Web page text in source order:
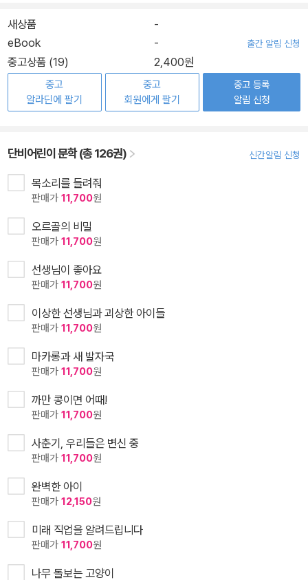
새상품
-
eBook
- 출간 알림 신청
중고상품 (19) 2,400원
중고
알라딘에 팔기
중고
회원에게 팔기
중고 등록
알림 신청
단비어린이 문학 (총 126권) 신간알림 신청
목소리를 들려줘
판매가 11,700원
오르골의 비밀
판매가 11,700원
선생님이 좋아요
판매가 11,700원
이상한 선생님과 괴상한 아이들
판매가 11,700원
마카롱과 새 발자국
판매가 11,700원
까만 콩이면 어때!
판매가 11,700원
사춘기, 우리들은 변신 중
판매가 11,700원
완벽한 아이
판매가 12,150원
미래 직업을 알려드립니다
판매가 11,700원
나무 돌보는 고양이